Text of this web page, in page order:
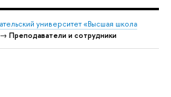
университет «Высшая школа
→ Преподаватели и сотрудники